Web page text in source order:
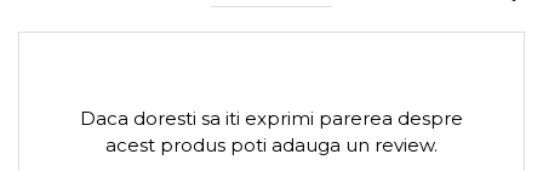
Daca doresti sa iti exprimi parerea despre
acest produs poti adauga un review.